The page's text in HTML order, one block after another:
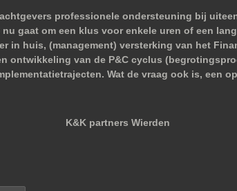
professionele ondersteuning bij
gaat om een klus voor enkele uren of een
in huis, (management) versterking van het
ontwikkeling van de P&C cyclus
Wat de vraag ook is, een
K&K partners Wierden